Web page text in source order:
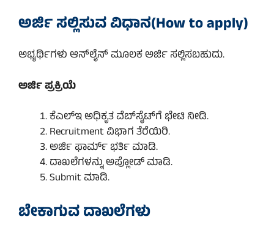
ಅರ್ಜಿ ಸಲ್ಲಿಸುವ ವಿಧಾನ(How to apply)
ಅಭ್ಯರ್ಥಿಗಳು ಆನ್‌ಲೈನ್ ಮೂಲಕ ಅರ್ಜಿ ಸಲ್ಲಿಸಬಹುದು.
ಅರ್ಜಿ ಪ್ರಕ್ರಿಯೆ
ಕೆಎಲ್‌ಇ ಅಧಿಕೃತ ವೆಬ್‌ಸೈಟ್‌ಗೆ ಭೇಟಿ ನೀಡಿ.
Recruitment ವಿಭಾಗ ತೆರೆಯಿರಿ.
ಅರ್ಜಿ ಫಾರ್ಮ್ ಭರ್ತಿ ಮಾಡಿ.
ದಾಖಲೆಗಳನ್ನು ಅಪ್ಲೋಡ್ ಮಾಡಿ.
Submit ಮಾಡಿ.
ಬೇಕಾಗುವ ದಾಖಲೆಗಳು